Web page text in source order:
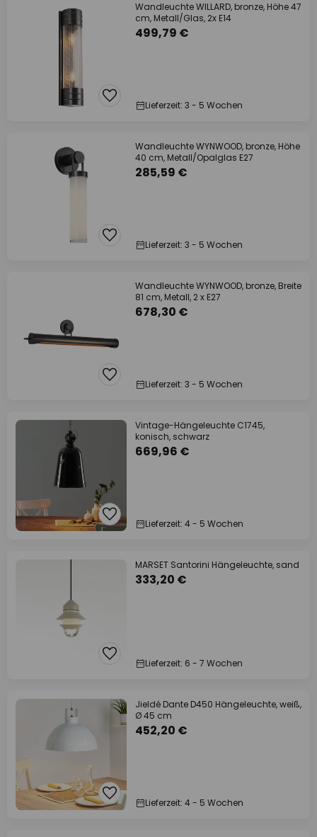
Wandleuchte WILLARD, bronze, Höhe 47
cm, Metall/Glas, 2x E14
499,79 €
Lieferzeit: 3 - 5 Wochen
Wandleuchte WYNWOOD, bronze, Höhe
40 cm, Metall/Opalglas E27
285,59 €
Lieferzeit: 3 - 5 Wochen
Wandleuchte WYNWOOD, bronze, Breite
81 cm, Metall, 2 x E27
678,30 €
Lieferzeit: 3 - 5 Wochen
Vintage-Hängeleuchte C1745,
konisch, schwarz
669,96 €
Lieferzeit: 4 - 5 Wochen
MARSET Santorini Hängeleuchte, sand
333,20 €
Lieferzeit: 6 - 7 Wochen
Jieldé Dante D450 Hängeleuchte, weiß,
Ø 45 cm
452,20 €
Lieferzeit: 4 - 5 Wochen